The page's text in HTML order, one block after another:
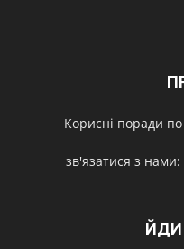
Корисні поради
зв'язатися з нами:
ЙДИ